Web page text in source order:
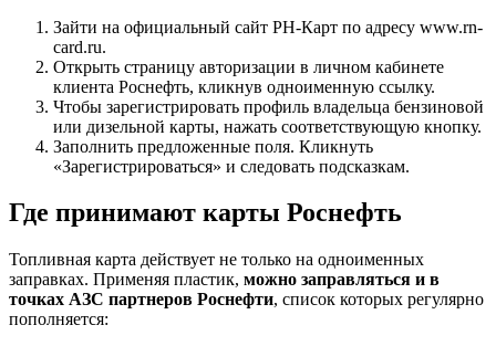
Зайти на официальный сайт РН-Карт по адресу www.rn-
card.ru.
Открыть страницу авторизации в личном кабинете
клиента Роснефть, кликнув одноименную ссылку.
Чтобы зарегистрировать профиль владельца бензиновой
или дизельной карты, нажать соответствующую кнопку.
Заполнить предложенные поля. Кликнуть
«Зарегистрироваться» и следовать подсказкам.
Где принимают карты Роснефть
Топливная карта действует не только на одноименных
заправках. Применяя пластик, можно заправляться и в
точках АЗС партнеров Роснефти, список которых регулярно
пополняется: